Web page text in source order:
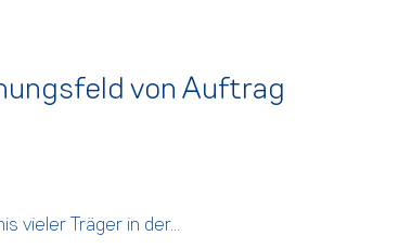
von Auftrag
vieler Träger in der...